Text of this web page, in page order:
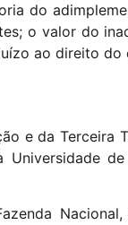
do
o valor do
ao direito
e da Terceira